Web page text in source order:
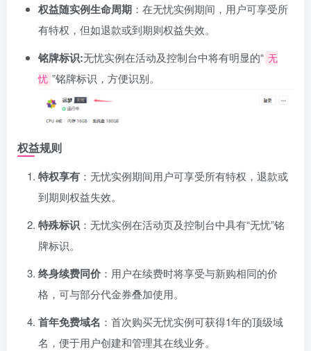
权益随实例生命周期 ：在无忧实例期间，用户可享受所
有特权，但如退款或到期则权益失效。
铭牌标识:无忧实例在活动及控制台中将有明显的“ 无
忧 ”铭牌标识，方便识别。
权益规则
特权享有 ：无忧实例期间用户可享受所有特权，退款或
到期则权益失效。
特殊标识 ：无忧实例在活动页及控制台中具有“无忧”铭
牌标识。
终身续费同价 ：用户在续费时将享受与新购相同的价
格，可与部分代金券叠加使用。
首年免费域名 ：首次购买无忧实例可获得1年的顶级域
名，便于用户创建和管理其在线业务。